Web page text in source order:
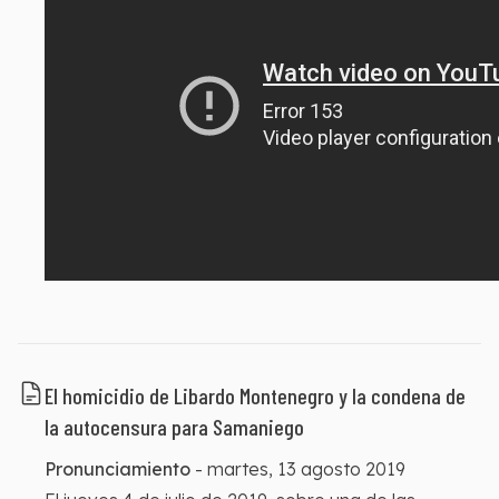
El homicidio de Libardo Montenegro y la condena de
la autocensura para Samaniego
Pronunciamiento - martes, 13 agosto 2019